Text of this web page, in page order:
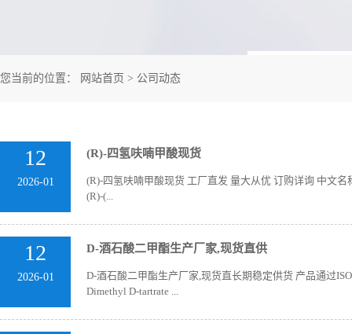
您当前的位置： 网站首页 > 公司动态
12
2026-01
(R)-四氢呋喃甲酸现货
(R)-四氢呋喃甲酸现货 工厂直发 量大从优 订购详询 中文
(R)-(...
12
2026-01
D-酒石酸二甲酯生产厂家,现货直供
D-酒石酸二甲酯生产厂家,现货直长期稳定供货 产品通过
Dimethyl D-tartrate ...